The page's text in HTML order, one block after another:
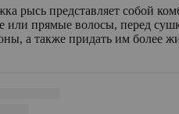
рысь представляет собой
или прямые волосы, перед
а также придать им более